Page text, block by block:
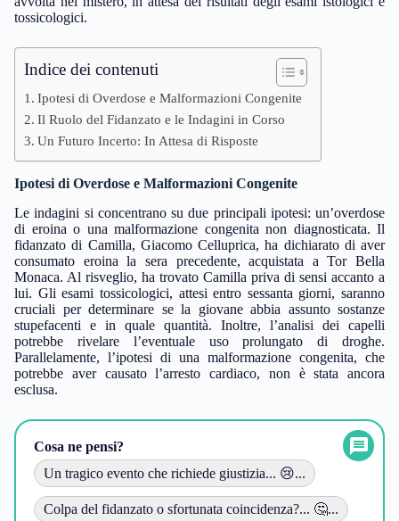
tossicologici.
Indice dei contenuti
Ipotesi di Overdose e Malformazioni Congenite
Il Ruolo del Fidanzato e le Indagini in Corso
Un Futuro Incerto: In Attesa di Risposte
Ipotesi di Overdose e Malformazioni Congenite
Le indagini si concentrano su due principali ipotesi: un’overdose
di eroina o una malformazione congenita non diagnosticata. Il
fidanzato di Camilla, Giacomo Celluprica, ha dichiarato di aver
consumato eroina la sera precedente, acquistata a Tor Bella
Monaca. Al risveglio, ha trovato Camilla priva di sensi accanto a
lui. Gli esami tossicologici, attesi entro sessanta giorni, saranno
cruciali per determinare se la giovane abbia assunto sostanze
stupefacenti e in quale quantità. Inoltre, l’analisi dei capelli
potrebbe rivelare l’eventuale uso prolungato di droghe.
Parallelamente, l’ipotesi di una malformazione congenita, che
potrebbe aver causato l’arresto cardiaco, non è stata ancora
esclusa.
Cosa ne pensi?
Un tragico evento che richiede giustizia... 😢...
Colpa del fidanzato o sfortunata coincidenza?... 🤔...